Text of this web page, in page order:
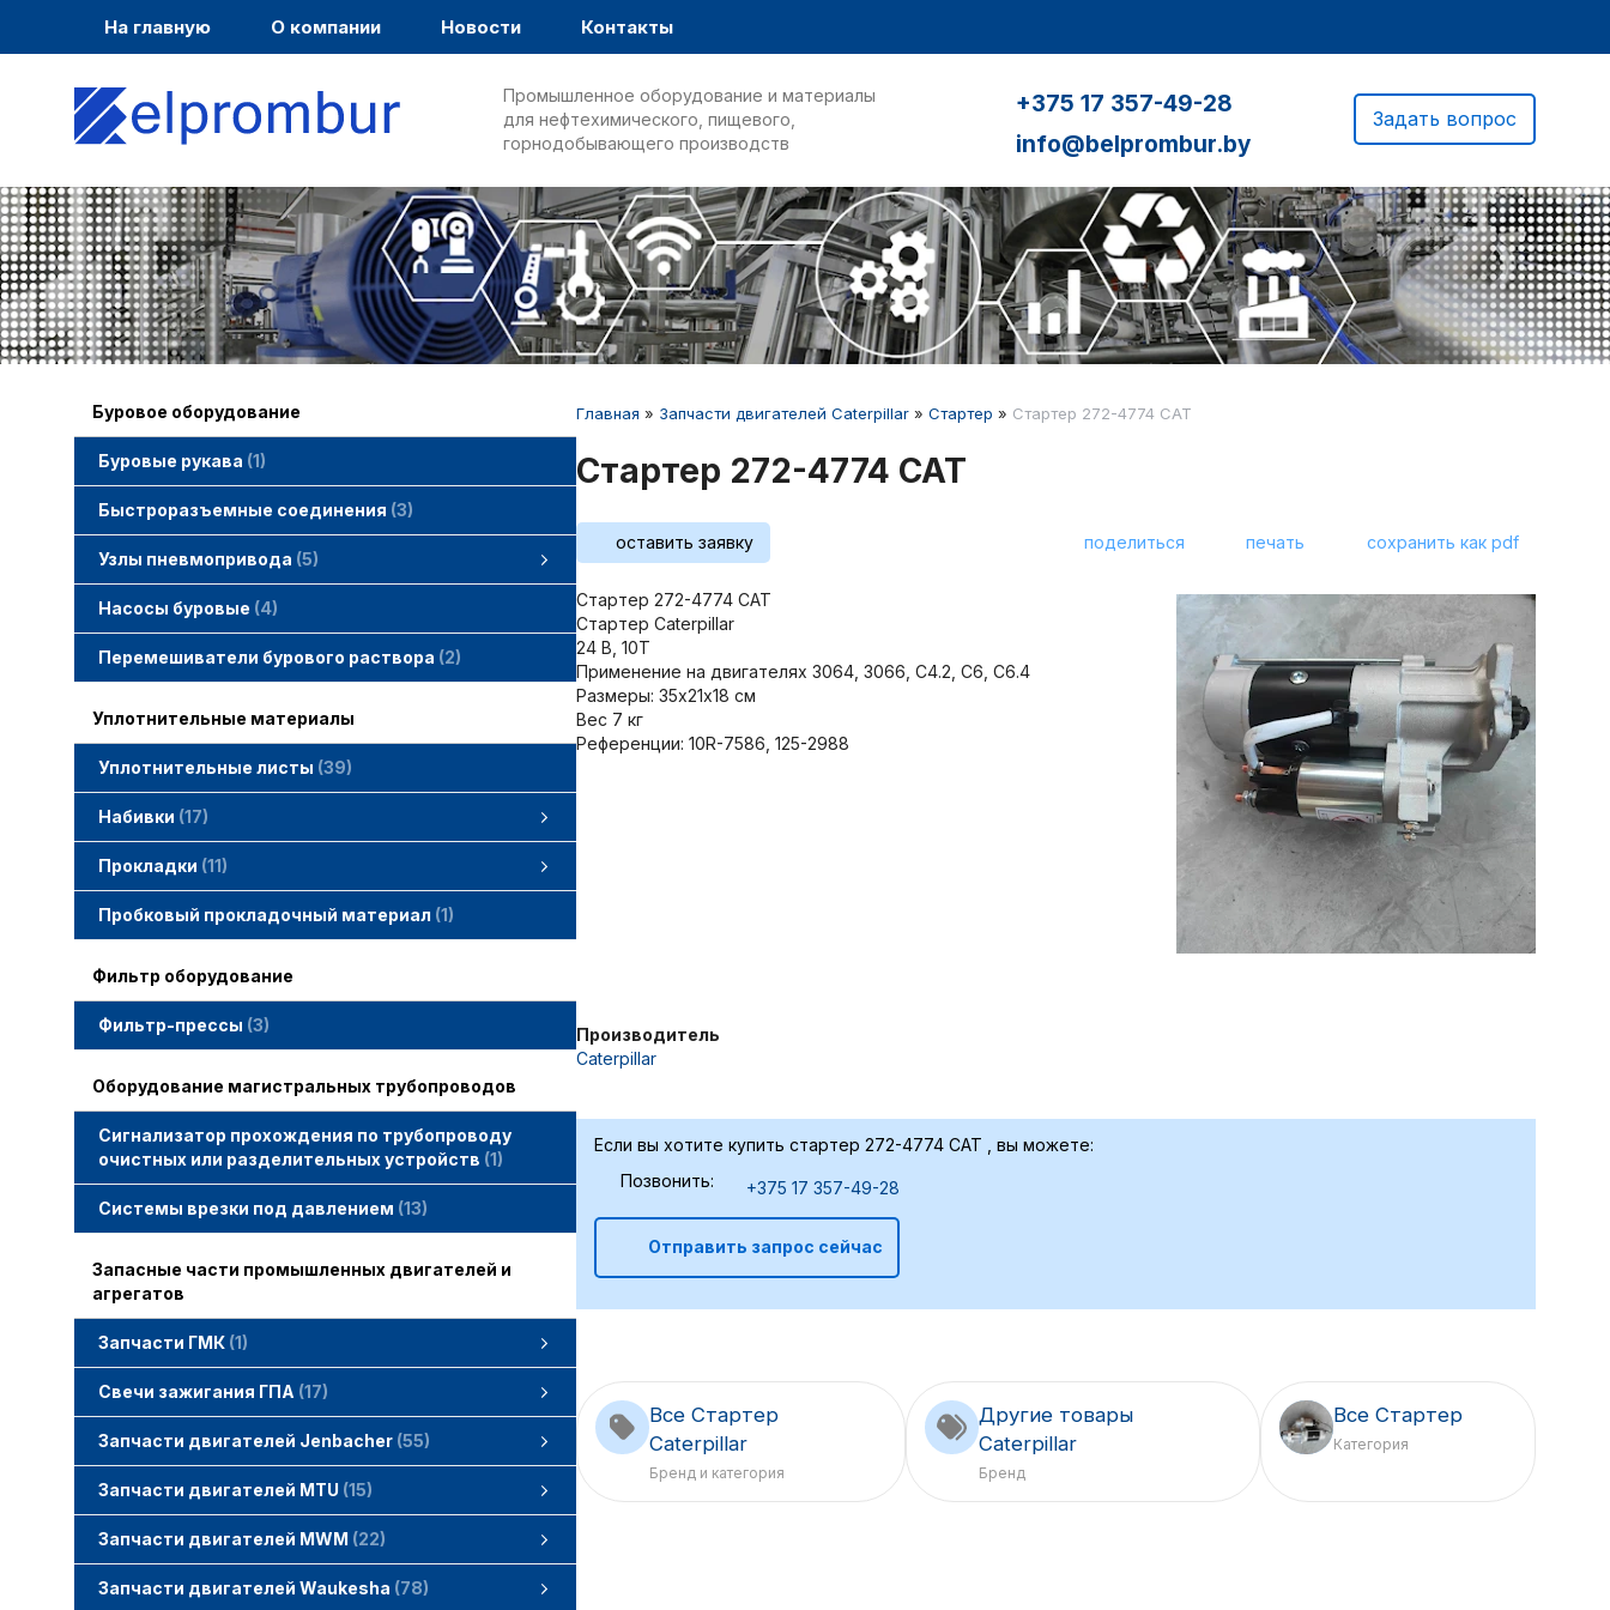
На главную О компании Новости Контакты
Промышленное оборудование и материалы
для нефтехимического, пищевого,
горнодобывающего производств
+375 17 357-49-28
info@belprombur.by
Задать вопрос
Буровое оборудование
Буровые рукава 1
Быстроразъемные соединения 3
Узлы пневмопривода 5
Насосы буровые 4
Перемешиватели бурового раствора 2
Уплотнительные материалы
Уплотнительные листы 39
Набивки 17
Прокладки 11
Пробковый прокладочный материал 1
Фильтр оборудование
Фильтр-прессы 3
Оборудование магистральных трубопроводов
Сигнализатор прохождения по трубопроводу
очистных или разделительных устройств 1
Системы врезки под давлением 13
Запасные части промышленных двигателей и
агрегатов
Запчасти ГМК 1
Свечи зажигания ГПА 17
Запчасти двигателей Jenbacher 55
Запчасти двигателей MTU 15
Запчасти двигателей MWM 22
Запчасти двигателей Waukesha 78
Главная » Запчасти двигателей Caterpillar » Стартер » Стартер 272-4774 CAT
Стартер 272-4774 CAT
оставить заявку поделиться печать сохранить как pdf
Стартер 272-4774 CAT
Стартер Caterpillar
24 В, 10T
Применение на двигателях 3064, 3066, C4.2, C6, C6.4
Размеры: 35х21х18 см
Вес 7 кг
Референции: 10R-7586, 125-2988
Производитель
Caterpillar
Если вы хотите купить стартер 272-4774 CAT , вы можете:
Позвонить:
+375 17 357-49-28
Отправить запрос сейчас
Все Стартер
Caterpillar
Бренд и категория
Другие товары
Caterpillar
Бренд
Все Стартер
Категория